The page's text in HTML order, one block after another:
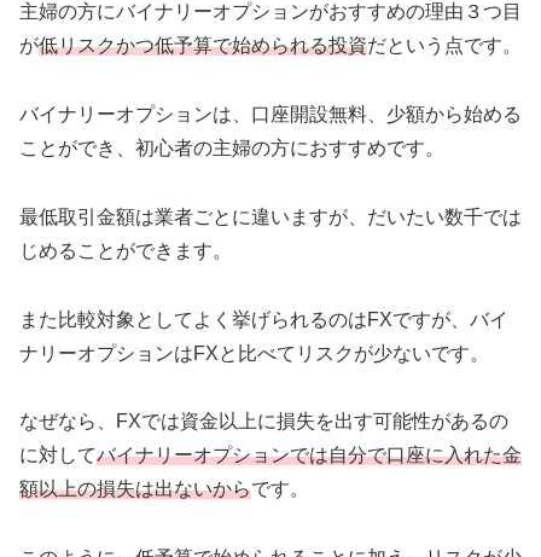
主婦の方にバイナリーオプションがおすすめの理由３つ目
が低リスクかつ低予算で始められる投資だという点です。
バイナリーオプションは、口座開設無料、少額から始める
ことができ、初心者の主婦の方におすすめです。
最低取引金額は業者ごとに違いますが、だいたい数千では
じめることができます。
また比較対象としてよく挙げられるのはFXですが、バイ
ナリーオプションはFXと比べてリスクが少ないです。
なぜなら、FXでは資金以上に損失を出す可能性があるの
に対してバイナリーオプションでは自分で口座に入れた金
額以上の損失は出ないからです。